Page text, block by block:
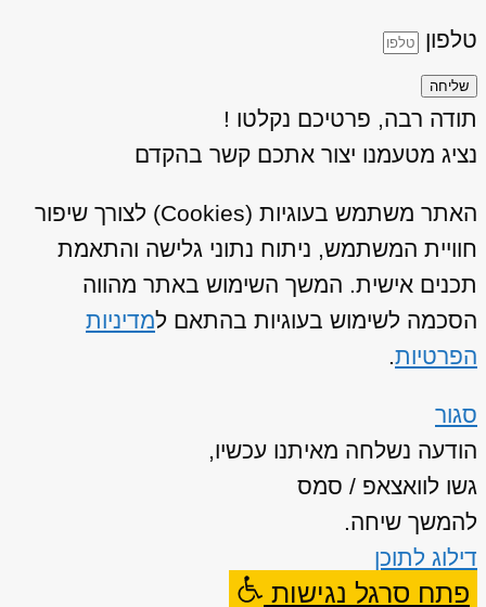
טלפון
שליחה
תודה רבה, פרטיכם נקלטו !
נציג מטעמנו יצור אתכם קשר בהקדם
האתר משתמש בעוגיות (Cookies) לצורך שיפור
חוויית המשתמש, ניתוח נתוני גלישה והתאמת
תכנים אישית. המשך השימוש באתר מהווה
הסכמה לשימוש בעוגיות בהתאם למדיניות
הפרטיות.
סגור
הודעה נשלחה מאיתנו עכשיו,
גשו לוואצאפ / סמס
להמשך שיחה.
דילוג לתוכן
פתח סרגל נגישות